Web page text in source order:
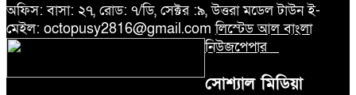
অফিস: বাসা: ২৭, রোড: ৭/ডি, সেক্টর :৯, উত্তরা মডেল টাউন ই-
মেইল: octopusy2816@gmail.comলিস্টেড আল বাংলা
নিউজপেপার
সোশ্যাল মিডিয়া